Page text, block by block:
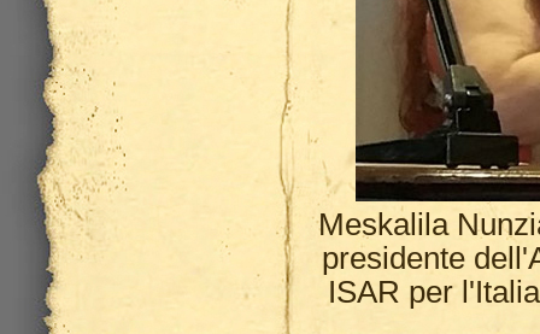
Meskalila
presidente
ISAR per